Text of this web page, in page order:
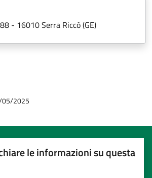
- 16010 Serra Riccò (GE)
05/2025
le informazioni su questa